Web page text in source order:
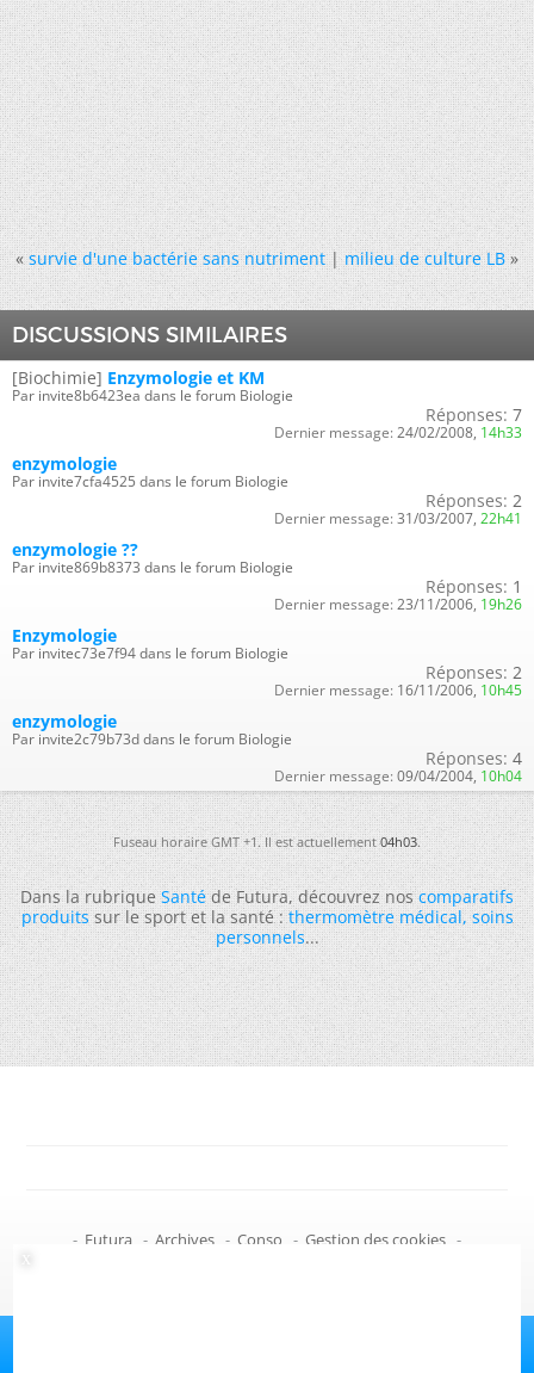
« survie d'une bactérie sans nutriment|milieu de culture LB »
DISCUSSIONS SIMILAIRES
[Biochimie] Enzymologie et KM
Par invite8b6423ea dans le forum Biologie
Réponses: 7
Dernier message: 24/02/2008, 14h33
enzymologie
Par invite7cfa4525 dans le forum Biologie
Réponses: 2
Dernier message: 31/03/2007, 22h41
enzymologie ??
Par invite869b8373 dans le forum Biologie
Réponses: 1
Dernier message: 23/11/2006, 19h26
Enzymologie
Par invitec73e7f94 dans le forum Biologie
Réponses: 2
Dernier message: 16/11/2006, 10h45
enzymologie
Par invite2c79b73d dans le forum Biologie
Réponses: 4
Dernier message: 09/04/2004, 10h04
Fuseau horaire GMT +1. Il est actuellement04h03.
Dans la rubriqueSantéde Futura, découvrez noscomparatifs
produitssur le sport et la santé :thermomètre médical,soins
personnels...
- Futura - Archives - Conso - Gestion des cookies -